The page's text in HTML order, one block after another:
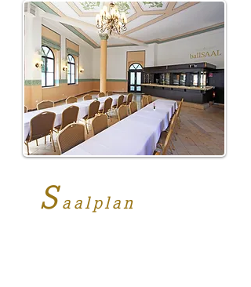
Saalplan